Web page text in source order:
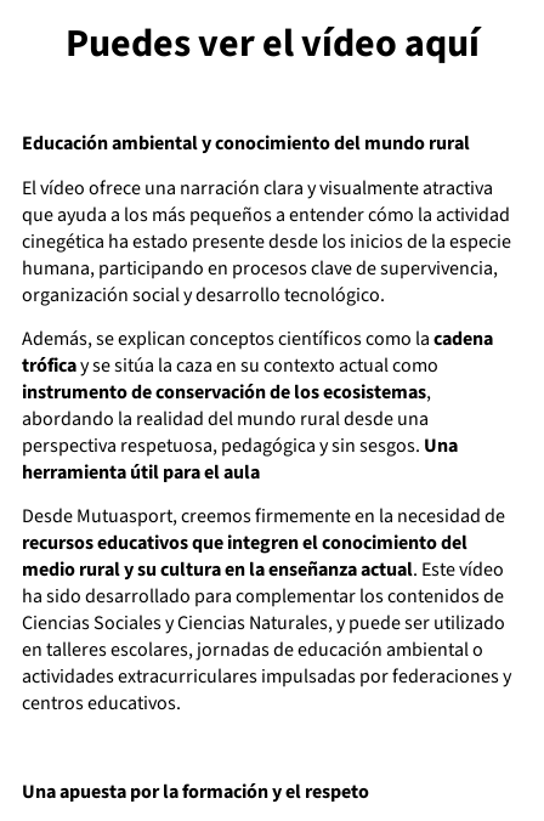
Puedesver el vídeo aquí
Educación ambiental y conocimiento del mundo rural
El vídeo ofrece una narración clara y visualmente atractiva
que ayuda a los más pequeños a entender cómo la actividad
cinegética ha estado presente desde los inicios de la especie
humana, participando en procesos clave de supervivencia,
organización social y desarrollo tecnológico.
Además, se explican conceptos científicos como lacadena
tróficay se sitúa la caza en su contexto actual como
instrumento de conservación de los ecosistemas,
abordando la realidad del mundo rural desde una
perspectiva respetuosa, pedagógica y sin sesgos. Una
herramienta útil para el aula
Desde Mutuasport, creemos firmemente en la necesidad de
recursos educativos que integren el conocimiento del
medio rural y su cultura en la enseñanza actual. Este vídeo
ha sido desarrollado para complementar los contenidos de
Ciencias Sociales y Ciencias Naturales, y puede ser utilizado
en talleres escolares, jornadas de educación ambiental o
actividades extracurriculares impulsadas por federaciones y
centros educativos.
Una apuesta por la formación y el respeto